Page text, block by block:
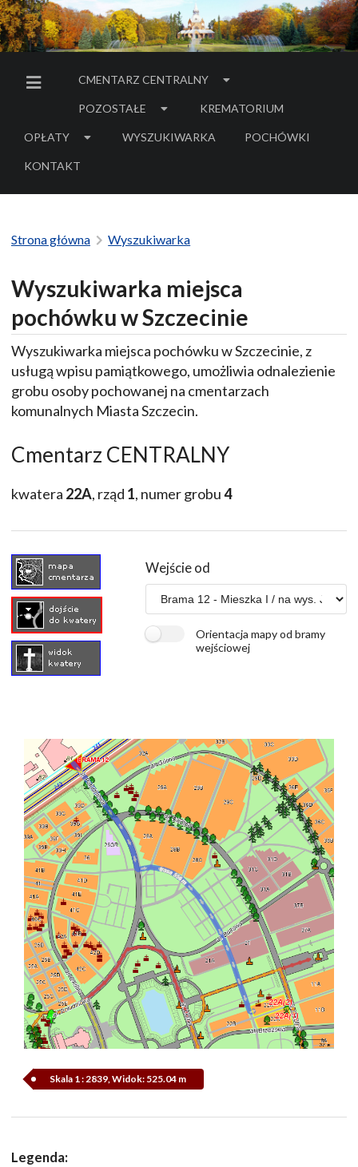
MENU BOCZNE
CMENTARZ CENTRALNY
POZOSTAŁE KREMATORIUM
OPŁATY WYSZUKIWARKA POCHÓWKI
- LINK DO SERWISU
KONTAKT
Strona główna Wyszukiwarka
Wyszukiwarka miejsca
pochówku w Szczecinie
Wyszukiwarka miejsca pochówku w Szczecinie, z
usługą wpisu pamiątkowego, umożliwia odnalezienie
grobu osoby pochowanej na cmentarzach
komunalnych Miasta Szczecin.
Cmentarz CENTRALNY
kwatera 22A, rząd 1, numer grobu4
Wejście od
Orientacja mapy od bramy
wejściowej
Skala 1 : 2839, Widok: 525.04 m
Legenda: